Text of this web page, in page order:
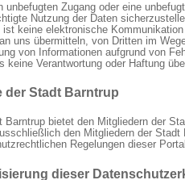
unbefugten Zugang oder eine
Nutzung der Daten
ist keine elektronische
uns übermitteln, von Dritten im
von Informationen aufgrund von
keine Verantwortung oder Haftung
der Stadt Barntrup
Barntrup bietet den Mitgliedern der
den Mitgliedern der
Regelungen dieser
dieser